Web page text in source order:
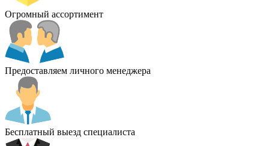
Огромный ассортимент
Предоставляем личного менеджера
Бесплатный выезд специалиста